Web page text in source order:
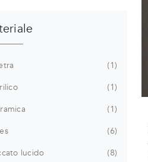
1
1
1
6
lucido
8